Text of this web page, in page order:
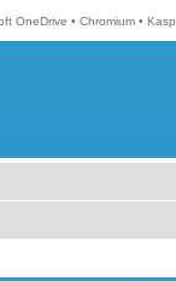
OneDrive • Chromium •